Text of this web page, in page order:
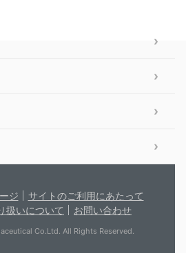
ジ
サイトのご利用にあたって
扱いについて
お問い合わせ
Co.Ltd. All Rights Reserved.